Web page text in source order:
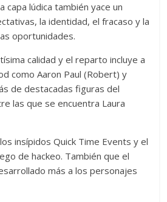
capa lúdica también yace un
la identidad, el fracaso y la
oportunidades.
calidad y el reparto incluye a
como Aaron Paul (Robert) y
de destacadas figuras del
las que se encuentra Laura
insípidos Quick Time Events y el
de hackeo. También que el
más a los personajes